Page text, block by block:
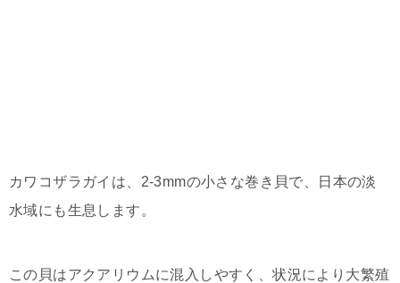
カワコザラガイは、2-3mmの小さな巻き貝で、日本の淡
水域にも生息します。
この貝はアクアリウムに混入しやすく、状況により大繁殖